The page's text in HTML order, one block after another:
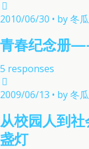
2010/06/30 • by 冬瓜
青春纪念册
5 responses
2009/06/13 • by 冬瓜
从校园人到
盏灯